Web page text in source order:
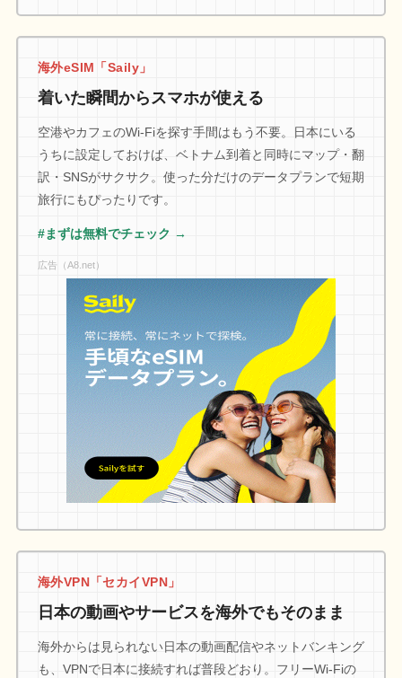
海外eSIM「Saily」
着いた瞬間からスマホが使える
空港やカフェのWi-Fiを探す手間はもう不要。日本にいる
うちに設定しておけば、ベトナム到着と同時にマップ・翻
訳・SNSがサクサク。使った分だけのデータプランで短期
旅行にもぴったりです。
#まずは無料でチェック →
広告（A8.net）
海外VPN「セカイVPN」
日本の動画やサービスを海外でもそのまま
海外からは見られない日本の動画配信やネットバンキング
も、VPNで日本に接続すれば普段どおり。フリーWi-Fiの